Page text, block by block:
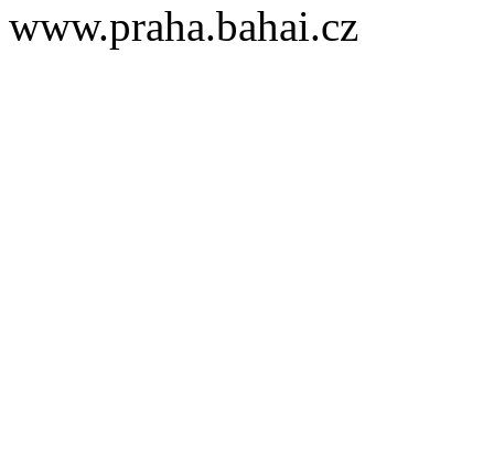
www.praha.bahai.cz